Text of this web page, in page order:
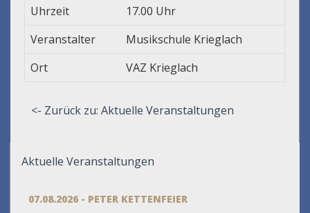
Uhrzeit
17.00 Uhr
Veranstalter
Musikschule Krieglach
Ort
VAZ Krieglach
<- Zurück zu: Aktuelle Veranstaltungen
Aktuelle Veranstaltungen
07.08.2026 - PETER KETTENFEIER